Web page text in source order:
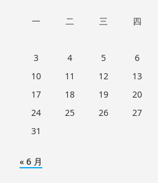
一 二 三 四
3
4 5 6
10
11 12 13
17
18 19 20
24
25 26 27
31
« 6 月